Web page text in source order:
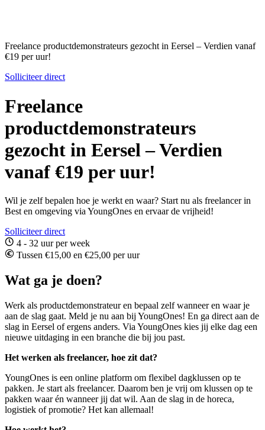
Freelance productdemonstrateurs gezocht in Eersel – Verdien vanaf
€19 per uur!
Solliciteer direct
Freelance
productdemonstrateurs
gezocht in Eersel – Verdien
vanaf €19 per uur!
Wil je zelf bepalen hoe je werkt en waar? Start nu als freelancer in
Best en omgeving via YoungOnes en ervaar de vrijheid!
Solliciteer direct
4 - 32 uur per week
Tussen €15,00 en €25,00 per uur
Wat ga je doen?
Werk als productdemonstrateur en bepaal zelf wanneer en waar je
aan de slag gaat. Meld je nu aan bij YoungOnes! En ga direct aan de
slag in Eersel of ergens anders. Via YoungOnes kies jij elke dag een
nieuwe uitdaging in een branche die bij jou past.
Het werken als freelancer, hoe zit dat?
YoungOnes is een online platform om flexibel dagklussen op te
pakken. Je start als freelancer. Daarom ben je vrij om klussen op te
pakken waar én wanneer jij dat wil. Aan de slag in de horeca,
logistiek of promotie? Het kan allemaal!